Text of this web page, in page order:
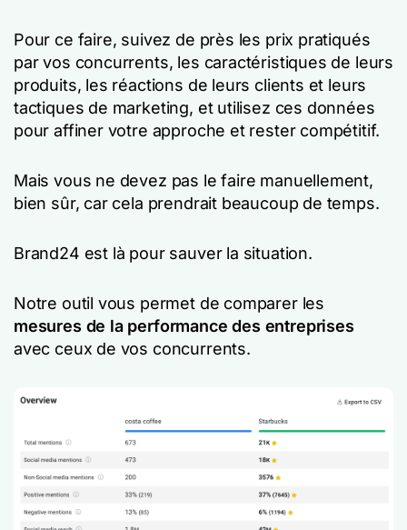
Pour ce faire, suivez de près les prix pratiqués
par vos concurrents, les caractéristiques de leurs
produits, les réactions de leurs clients et leurs
tactiques de marketing, et utilisez ces données
pour affiner votre approche et rester compétitif.
Mais vous ne devez pas le faire manuellement,
bien sûr, car cela prendrait beaucoup de temps.
Brand24 est là pour sauver la situation.
Notre outil vous permet de comparer les
mesures de la performance des entreprises
avec ceux de vos concurrents.